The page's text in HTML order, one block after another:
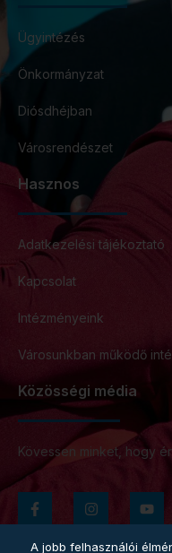
Ügyintézés
Önkormányzat
Diósdhéjban
Városrendészet
Hasznos
Adatkezelési tájékoztató
Kapcsolat
Intézményeink
Városunkban működő
Közösségi média
Kövessen minket, hogy
A jobb felhasználói